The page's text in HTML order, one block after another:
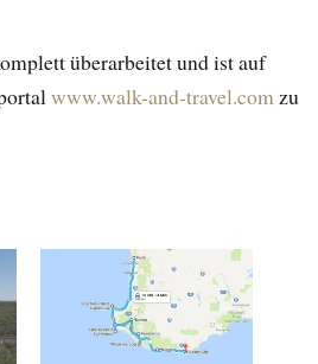
überarbeitet und ist auf
www.walk-and-travel.com zu